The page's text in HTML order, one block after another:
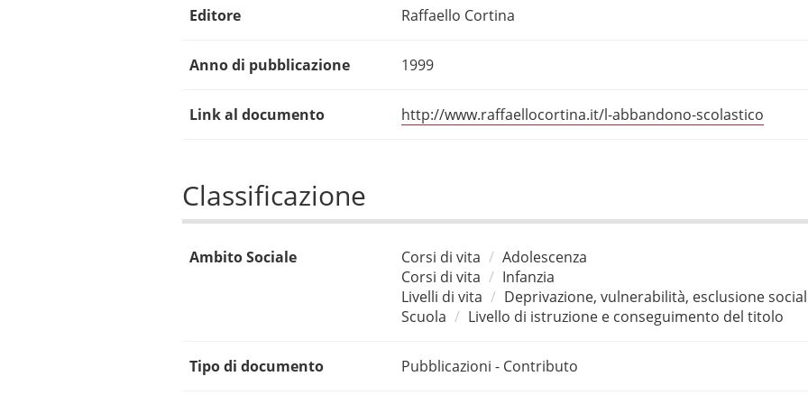
Editore Raffaello Cortina
Anno di pubblicazione 1999
Link al documento http://www.raffaellocortina.it/l-abbandono-scolastico
Classificazione
Ambito Sociale Corsi di vita
Adolescenza
Corsi di vita
Infanzia
Livelli di vita
Deprivazione, vulnerabilità, esclusione
Scuola
Livello di istruzione e conseguimento del titolo
Tipo di documento Pubblicazioni - Contributo